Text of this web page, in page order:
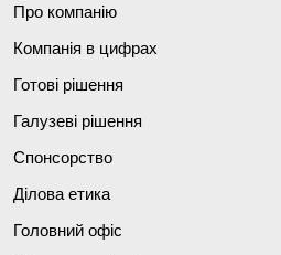
Про компанію
Компанія в цифрах
Готові рішення
Галузеві рішення
Спонсорство
Ділова етика
Головний офіс